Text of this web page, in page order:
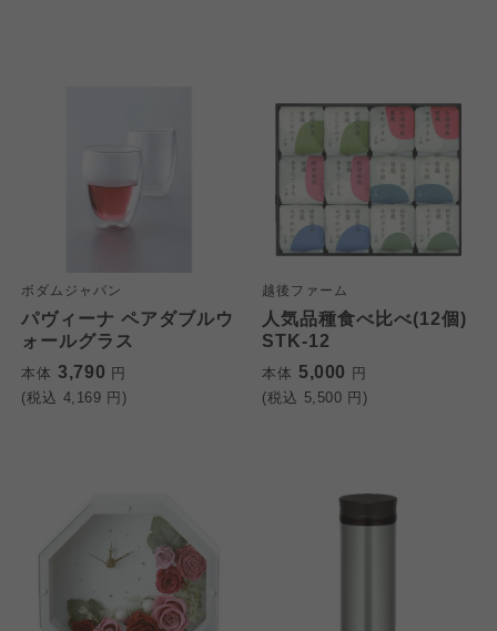
ボダムジャパン
パヴィーナ ペアダブルウ
ォールグラス
本体 3,790 円
(税込 4,169 円)
越後ファーム
人気品種食べ比べ(12個)
STK-12
本体 5,000 円
(税込 5,500 円)